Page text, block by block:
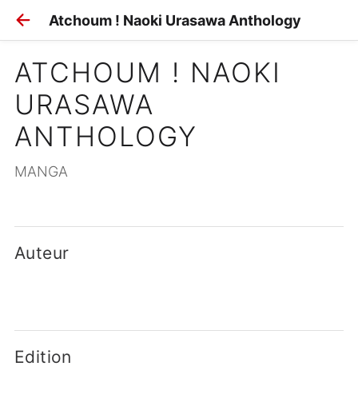
Atchoum ! Naoki Urasawa Anthology
ATCHOUM ! NAOKI
URASAWA
ANTHOLOGY
MANGA
Auteur
Edition